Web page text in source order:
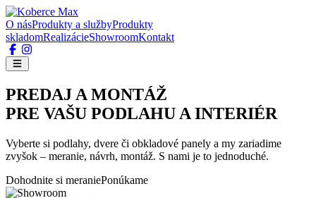
O násProdukty a službyProdukty
skladomRealizácieShowroomKontakt
PREDAJ A MONTÁŽ
PRE VAŠU PODLAHU A INTERIÉR
Vyberte si podlahy, dvere či obkladové panely a my zariadime
zvyšok – meranie, návrh, montáž. S nami je to jednoduché.
Dohodnite si meraniePonúkame